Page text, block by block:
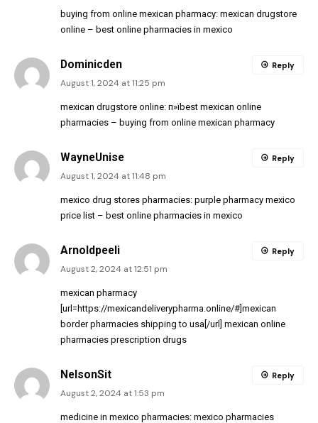
buying from online mexican pharmacy: mexican drugstore
online – best online pharmacies in mexico
Dominicden
August 1, 2024 at 11:25 pm
mexican drugstore online: п»їbest mexican online
pharmacies – buying from online mexican pharmacy
Reply
WayneUnise
August 1, 2024 at 11:48 pm
mexico drug stores pharmacies: purple pharmacy mexico
price list – best online pharmacies in mexico
Reply
Arnoldpeeli
August 2, 2024 at 12:51 pm
mexican pharmacy
[url=https://mexicandeliverypharma.online/#]mexican
border pharmacies shipping to usa[/url] mexican online
pharmacies prescription drugs
Reply
NelsonSit
August 2, 2024 at 1:53 pm
medicine in mexico pharmacies: mexico pharmacies
Reply